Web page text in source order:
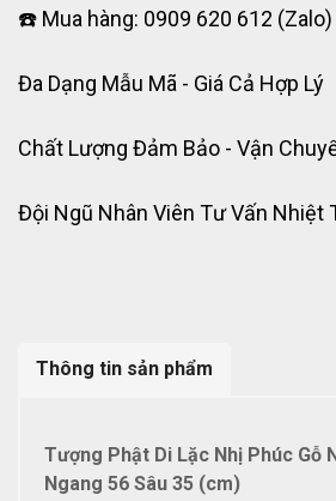
☎️ Mua hàng: 0909 620 612 (Zalo)
Đa Dạng Mẫu Mã - Giá Cả Hợp Lý
Chất Lượng Đảm Bảo - Vận
Đội Ngũ Nhân Viên Tư Vấn Nhiệt
Thông tin sản phẩm
Tượng Phật Di Lặc Nhị Phúc Gỗ
Ngang 56 Sâu 35 (cm)